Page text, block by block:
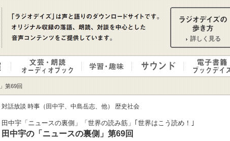
詳しく見る
第69回
対話放談 時事（田中宇、中島岳志、他） 歴史社会
田中宇「ニュースの裏側」「世界の読み筋」｢世界はこう読め！｣
田中宇の「ニュースの裏側」第69回